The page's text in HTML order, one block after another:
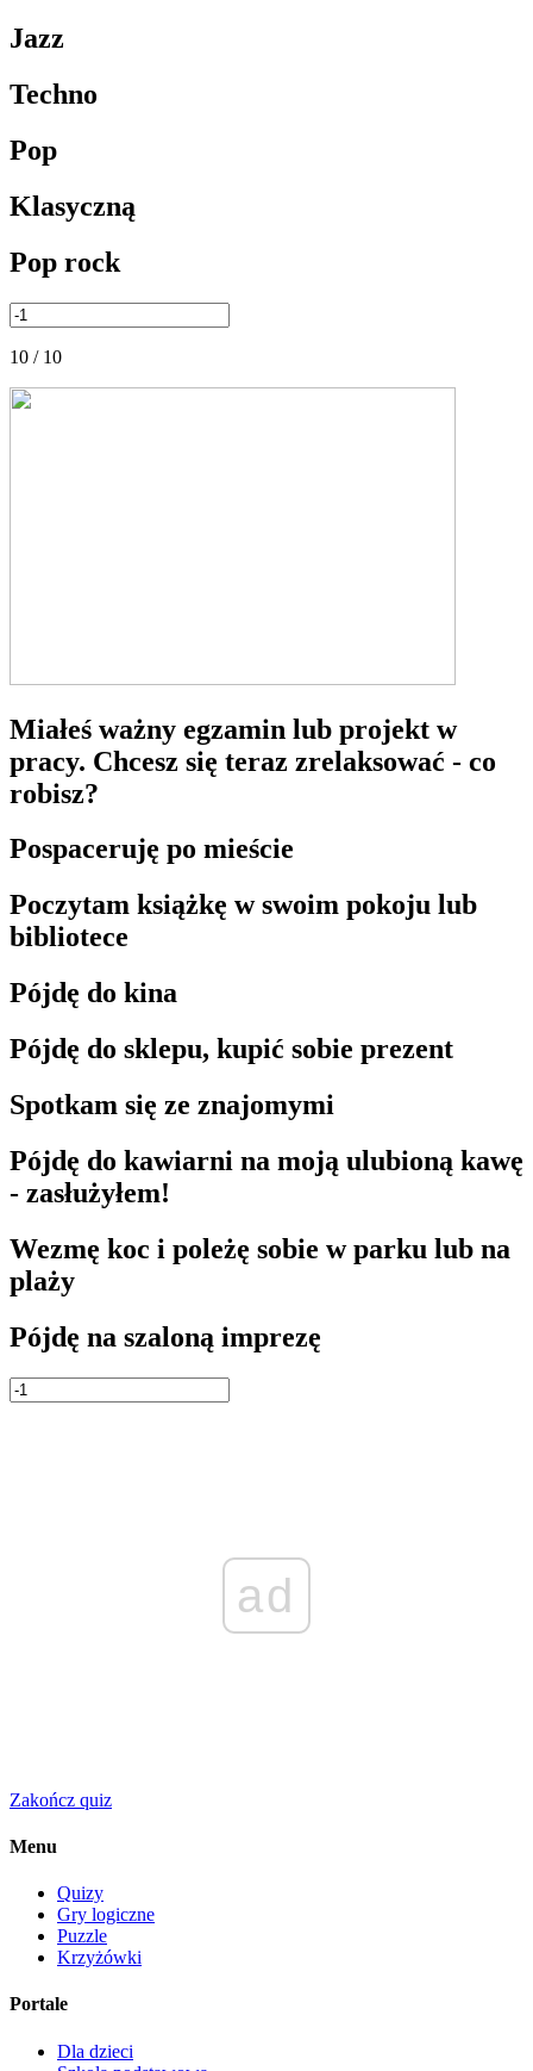
Jazz
Techno
Pop
Klasyczną
Pop rock
10 / 10
Miałeś ważny egzamin lub projekt w
pracy. Chcesz się teraz zrelaksować - co
robisz?
Pospaceruję po mieście
Poczytam książkę w swoim pokoju lub
bibliotece
Pójdę do kina
Pójdę do sklepu, kupić sobie prezent
Spotkam się ze znajomymi
Pójdę do kawiarni na moją ulubioną kawę
- zasłużyłem!
Wezmę koc i poleżę sobie w parku lub na
plaży
Pójdę na szaloną imprezę
ad
Zakończ quiz
Menu
Quizy
Gry logiczne
Puzzle
Krzyżówki
Portale
Dla dzieci